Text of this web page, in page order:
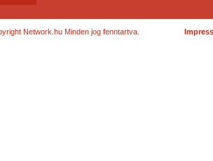
Network.hu Minden jog fenntartva.